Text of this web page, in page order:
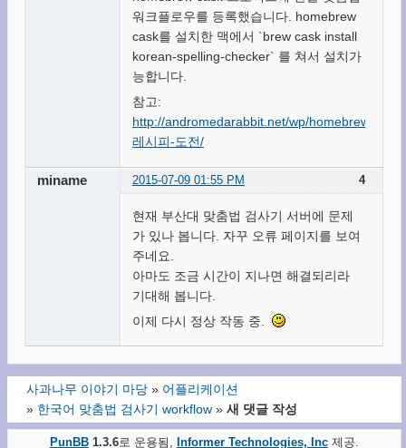
워크플로우를 등록했습니다. homebrew
cask를 설치한 맥에서 `brew cask install
korean-spelling-checker` 를 쳐서 설치가
능합니다.
참고:
http://andromedarabbit.net/wp/homebrew-
레시피-도전/
4
miname 2015-07-09 01:55 PM
현재 부산대 맞춤법 검사기 서버에 문제
가 있나 봅니다. 자꾸 오류 페이지를 보여
주네요.
아마도 조금 시간이 지나면 해결되리라
기대해 봅니다.
이제 다시 정상 작동 중.
사과나무 이야기 마당 » 어플리케이션
» 한국어 맞춤법 검사기 workflow » 새 댓글 작성
PunBB1.3.6로 운용됨, Informer Technologies, Inc제공.